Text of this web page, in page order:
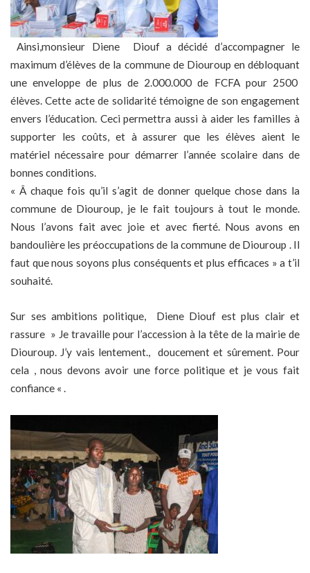
Ainsi,monsieur Diene Diouf a décidé d’accompagner le
maximum d’élèves de la commune de Diouroup en débloquant
une enveloppe de plus de 2.000.000 de FCFA pour 2500
élèves. Cette acte de solidarité témoigne de son engagement
envers l’éducation. Ceci permettra aussi à aider les familles à
supporter les coûts, et à assurer que les élèves aient le
matériel nécessaire pour démarrer l’année scolaire dans de
bonnes conditions.
« Â chaque fois qu’il s’agit de donner quelque chose dans la
commune de Diouroup, je le fait toujours à tout le monde.
Nous l’avons fait avec joie et avec fierté. Nous avons en
bandoulière les préoccupations de la commune de Diouroup . Il
faut que nous soyons plus conséquents et plus efficaces » a t’il
souhaité.
Sur ses ambitions politique, Diene Diouf est plus clair et
rassure » Je travaille pour l’accession à la tête de la mairie de
Diouroup. J’y vais lentement., doucement et sûrement. Pour
cela , nous devons avoir une force politique et je vous fait
confiance « .